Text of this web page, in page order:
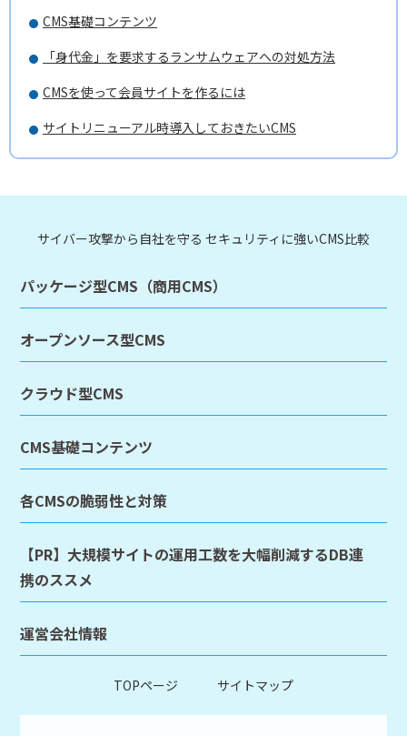
CMS基礎コンテンツ
「身代金」を要求するランサムウェアへの対処方法
CMSを使って会員サイトを作るには
サイトリニューアル時導入しておきたいCMS
サイバー攻撃から自社を守る セキュリティに強いCMS比較
パッケージ型CMS（商用CMS）
オープンソース型CMS
クラウド型CMS
CMS基礎コンテンツ
各CMSの脆弱性と対策
【PR】大規模サイトの運用工数を大幅削減するDB連
携のススメ
運営会社情報
TOPページ サイトマップ